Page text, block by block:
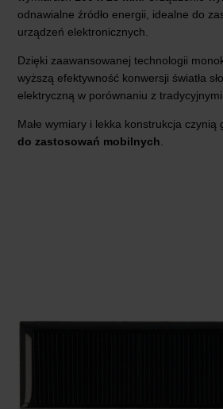
odnawialne źródło energii, idealne do
urządzeń elektronicznych.
Dzięki zaawansowanej technologii
wyższą efektywność konwersji światła
elektryczną w porównaniu z tradycyjnymi
Małe wymiary i lekka konstrukcja czynią
do zastosowań mobilnych